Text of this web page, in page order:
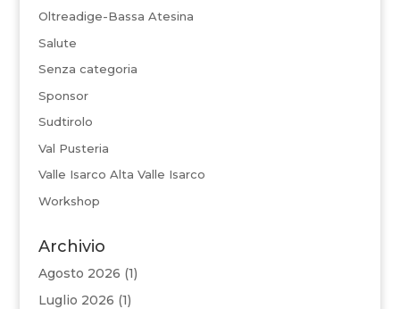
Oltreadige-Bassa Atesina
Salute
Senza categoria
Sponsor
Sudtirolo
Val Pusteria
Valle Isarco Alta Valle Isarco
Workshop
Archivio
Agosto 2026 (1)
Luglio 2026 (1)